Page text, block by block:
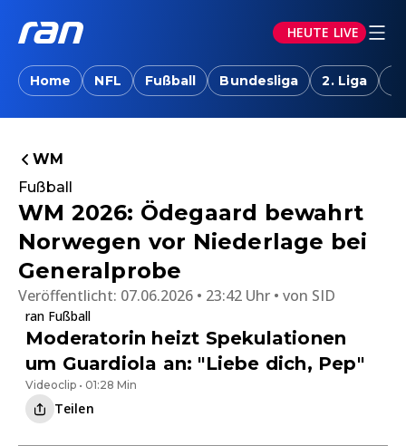
HEUTE LIVE
Home NFL Fußball Bundesliga 2. Liga
WM
Fußball
WM 2026: Ödegaard bewahrt
Norwegen vor Niederlage bei
Generalprobe
Veröffentlicht: 07.06.2026 • 23:42 Uhr von SID
ran Fußball
Moderatorin heizt Spekulationen
um Guardiola an: "Liebe dich, Pep"
Videoclip • 01:28 Min
Teilen